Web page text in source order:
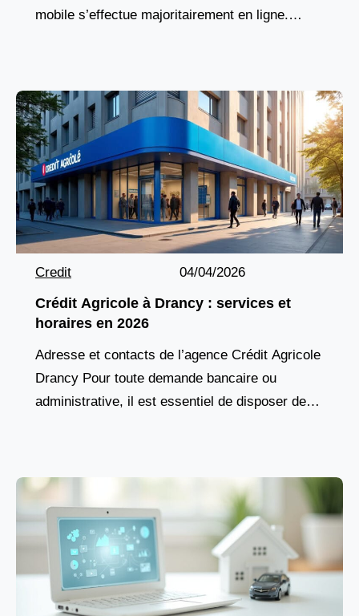
mobile s’effectue majoritairement en ligne.
Credit 04/04/2026
Crédit Agricole à Drancy : services et
horaires en 2026
Adresse et contacts de l’agence Crédit Agricole
Drancy Pour toute demande bancaire ou
administrative, il est essentiel de disposer des